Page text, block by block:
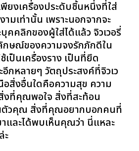
พียงเครื่องประดับชิ้นหนึ่งที่ใส่
มเท่านั้น เพราะนอกจากจะ
คคลิกของผู้ใส่ได้แล้ว จิวเวอรี่
ษณ์ของความจงรักภักดีใน
เป็นเครื่องราง เป็นที่ยึด
อีกหลายๆ วัตถุประสงค์ที่จิวเว
อสิ่งอื่นใดคือความสุข ความ
งที่คุณพอใจ สิ่งที่สะท้อน
ตัวคุณ สิ่งที่คุณอยากบอกคนที่
และได้พบเห็นคุณว่า นี่แหละ
ะ